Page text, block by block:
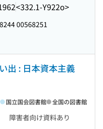
<332.1-Y922o>
00568251
出 : 日本資本主義
障害者向け資料あり
国立国会図書館 全国の図書館